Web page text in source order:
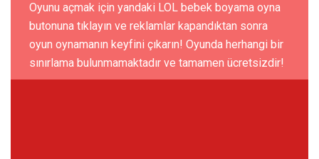
Oyunu açmak için yandaki LOL bebek boyama oyna
butonuna tıklayın ve reklamlar kapandıktan sonra
oyun oynamanın keyfini çıkarın! Oyunda herhangi bir
sınırlama bulunmamaktadır ve tamamen ücretsizdir!